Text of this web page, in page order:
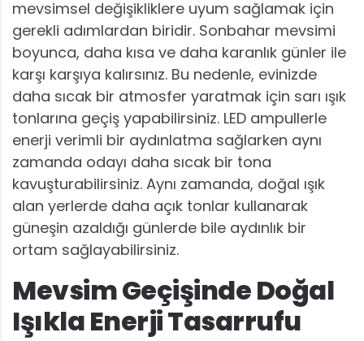
mevsimsel değişikliklere uyum sağlamak için
gerekli adımlardan biridir. Sonbahar mevsimi
boyunca, daha kısa ve daha karanlık günler ile
karşı karşıya kalırsınız. Bu nedenle, evinizde
daha sıcak bir atmosfer yaratmak için sarı ışık
tonlarına geçiş yapabilirsiniz. LED ampullerle
enerji verimli bir aydınlatma sağlarken aynı
zamanda odayı daha sıcak bir tona
kavuşturabilirsiniz. Aynı zamanda, doğal ışık
alan yerlerde daha açık tonlar kullanarak
güneşin azaldığı günlerde bile aydınlık bir
ortam sağlayabilirsiniz.
Mevsim Geçişinde Doğal
Işıkla Enerji Tasarrufu